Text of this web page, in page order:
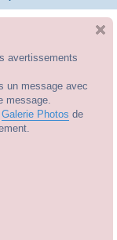
avertissements
un message avec
message.
Galerie Photos de